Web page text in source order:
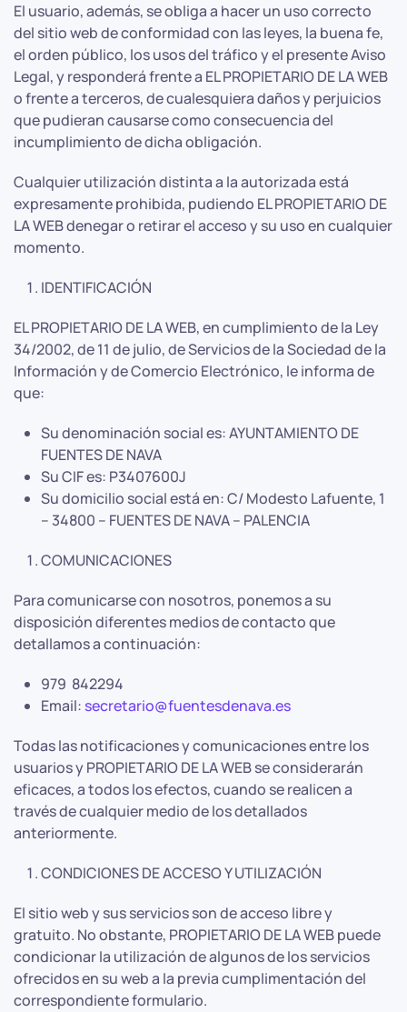
El usuario, además, se obliga a hacer un uso correcto
del sitio web de conformidad con las leyes, la buena fe,
el orden público, los usos del tráfico y el presente Aviso
Legal, y responderá frente a EL PROPIETARIO DE LA WEB
o frente a terceros, de cualesquiera daños y perjuicios
que pudieran causarse como consecuencia del
incumplimiento de dicha obligación.
Cualquier utilización distinta a la autorizada está
expresamente prohibida, pudiendo EL PROPIETARIO DE
LA WEB denegar o retirar el acceso y su uso en cualquier
momento.
IDENTIFICACIÓN
EL PROPIETARIO DE LA WEB, en cumplimiento de la Ley
34/2002, de 11 de julio, de Servicios de la Sociedad de la
Información y de Comercio Electrónico, le informa de
que:
Su denominación social es: AYUNTAMIENTO DE
FUENTES DE NAVA
Su CIF es: P3407600J
Su domicilio social está en: C/ Modesto Lafuente, 1
– 34800 – FUENTES DE NAVA – PALENCIA
COMUNICACIONES
Para comunicarse con nosotros, ponemos a su
disposición diferentes medios de contacto que
detallamos a continuación:
979 842294
Email: secretario@fuentesdenava.es
Todas las notificaciones y comunicaciones entre los
usuarios y PROPIETARIO DE LA WEB se considerarán
eficaces, a todos los efectos, cuando se realicen a
través de cualquier medio de los detallados
anteriormente.
CONDICIONES DE ACCESO Y UTILIZACIÓN
El sitio web y sus servicios son de acceso libre y
gratuito. No obstante, PROPIETARIO DE LA WEB puede
condicionar la utilización de algunos de los servicios
ofrecidos en su web a la previa cumplimentación del
correspondiente formulario.